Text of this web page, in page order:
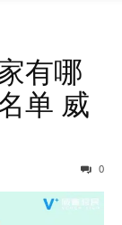
有哪
单 威
0